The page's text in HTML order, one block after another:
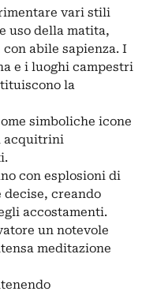
vari stili
uso della matita,
abile sapienza. I
e i luoghi campestri
la
simboliche icone
acquitrini
con esplosioni di
decise, creando
accostamenti.
un notevole
meditazione